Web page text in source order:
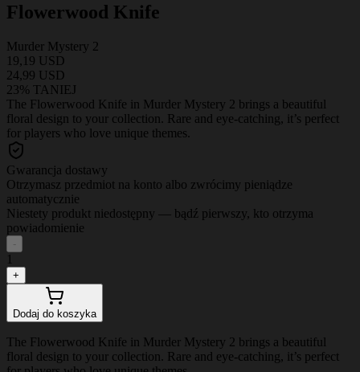
Flowerwood Knife
Murder Mystery 2
19,19 USD
24,99 USD
23% TANIEJ
The Flowerwood Knife in Murder Mystery 2 brings a beautiful
floral design to your collection. Rare and eye-catching, it’s perfect
for players who love unique themes.
Gwarancja dostawy
Otrzymasz przedmiot na konto albo zwrócimy pieniądze
automatycznie
Niestety produkt niedostępny — bądź pierwszy, kto otrzyma
powiadomienie
-
1
+
Dodaj do koszyka
The Flowerwood Knife in Murder Mystery 2 brings a beautiful
floral design to your collection. Rare and eye-catching, it’s perfect